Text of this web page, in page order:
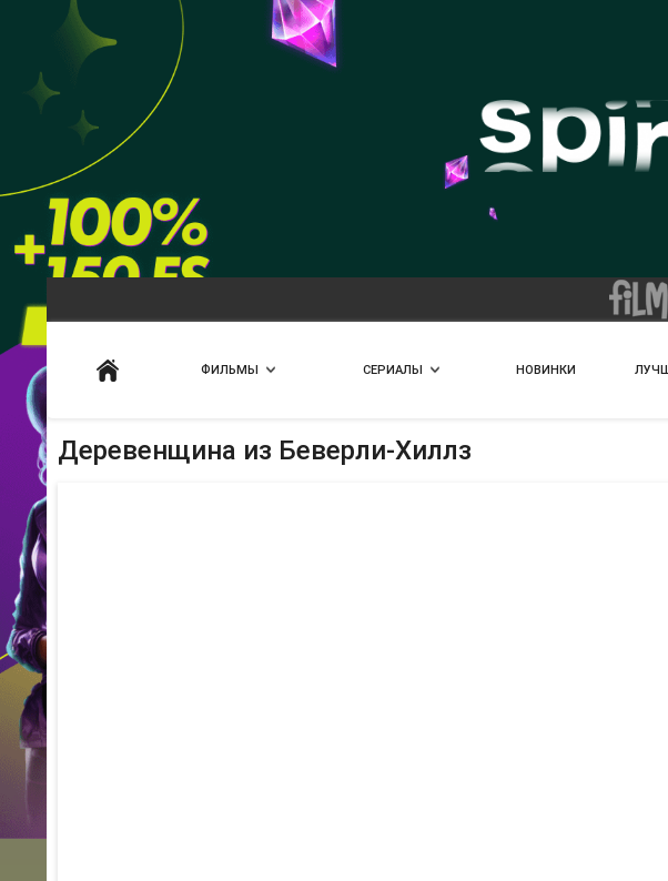
ФИЛЬМЫ СЕРИАЛЫ НОВИНКИ
Деревенщина из Беверли-Хиллз